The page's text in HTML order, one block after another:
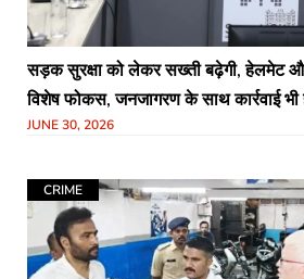
सड़क सुरक्षा को लेकर सख्ती बढ़ेगी, हेलमेट
विशेष फोकस, जनजागरण के साथ कार्रवाई भी
भी इंदौर को नंबर वन बनाने का लिया गया संकल्प
JUNE 30, 2026
CRIME